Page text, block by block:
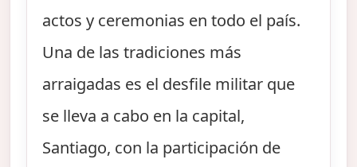
actos y ceremonias en todo el país.
Una de las tradiciones más
arraigadas es el desfile militar que
se lleva a cabo en la capital,
Santiago, con la participación de